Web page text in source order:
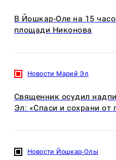
В Йошкар-Оле на 15
площади Никонова
Новости Марий Эл
Священник осудил
Эл: «Спаси и сохрани от
Новости Йошкар-Олы